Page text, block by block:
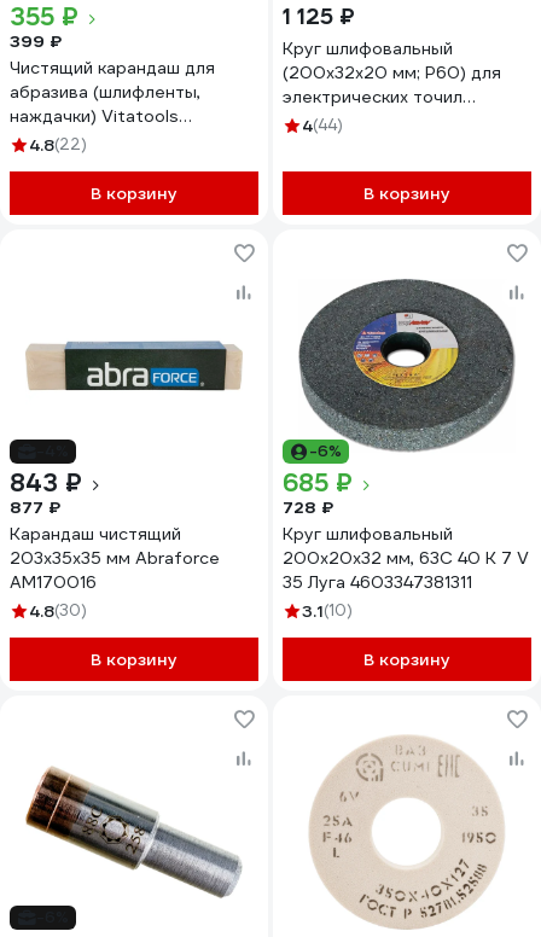
355 ₽
399 ₽
Чистящий карандаш для
абразива (шлифленты,
наждачки) Vitatools
100_25_25мм abraziv-
4.8(22)
В корзину
1 125 ₽
Круг шлифовальный
(200х32х20 мм; Р60) для
электрических точил
REDVERG 6624149
4(44)
В корзину
843 ₽
877 ₽
Карандаш чистящий
203х35x35 мм Abraforce
АМ170016
4.8(30)
В корзину
-6%
685 ₽
728 ₽
Круг шлифовальный
200х20х32 мм, 63С 40 K 7 V
35 Луга 4603347381311
3.1(10)
В корзину